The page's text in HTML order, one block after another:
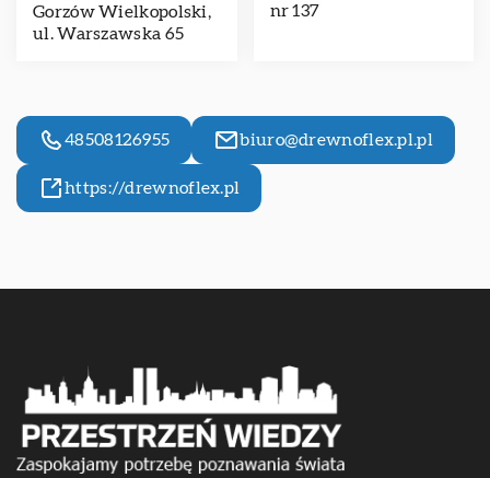
Gorzów Wielkopolski,
ul. Warszawska 65
nr 137
48508126955 biuro@drewnoflex.pl.pl
https://drewnoflex.pl